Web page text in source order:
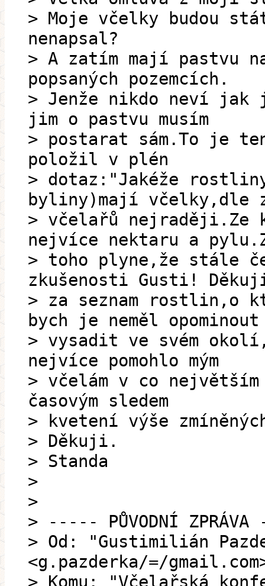
> Moje včelky budou
nenapsal?
> A zatím mají pastvu
popsaných pozemcích.
> Jenže nikdo neví jak
jim o pastvu musím
> postarat sám.To je
položil v plén
> dotaz:"Jakéže
byliny)mají včelky,dle
> včelařů nejraději.Ze
nejvíce nektaru a
> toho plyne,že stále
zkušenosti Gusti!
> za seznam rostlin,o
bych je neměl opominout
> vysadit ve svém
nejvíce pomohlo mým
> včelám v co největším
časovým sledem
> kvetení výše
> Děkuji.
> Standa
>
>
> ----- PŮVODNÍ
> Od: "Gustimilián
<g.pazderka/=/